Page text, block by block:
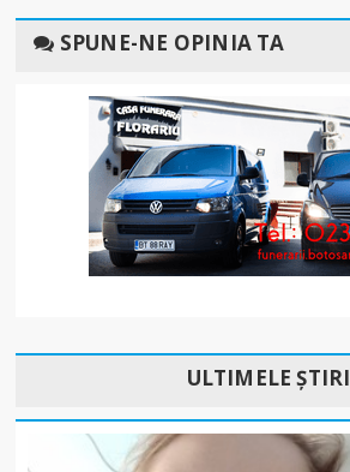
SPUNE-NE OPINIA TA
ULTIMELE ȘTIRI